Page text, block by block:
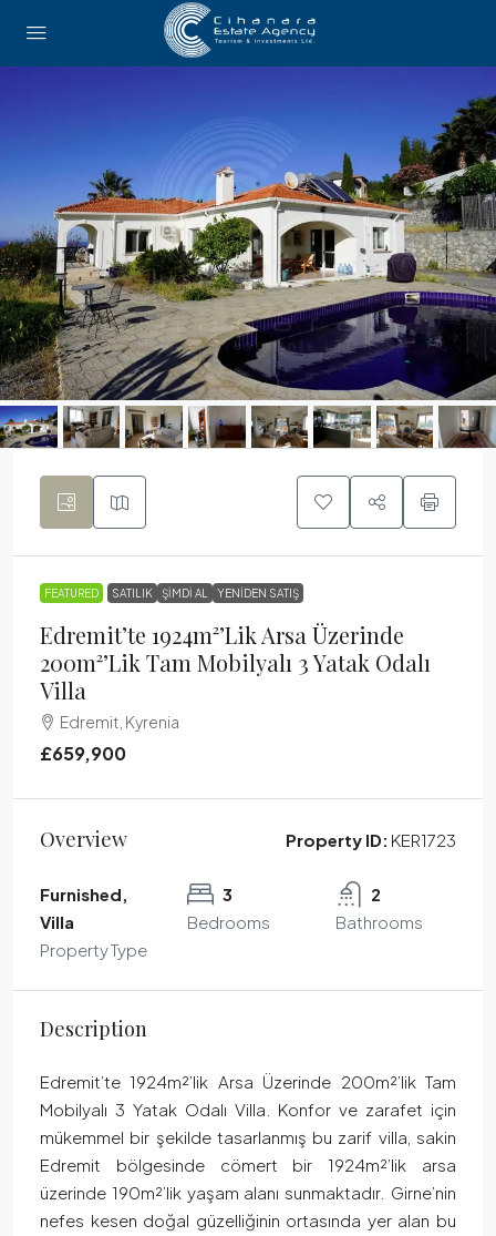
FEATURED SATILIK ŞIMDI AL YENIDEN SATIŞ
Edremit’te 1924m²’lik Arsa Üzerinde
200m²’lik Tam Mobilyalı 3 Yatak Odalı
Villa
Edremit, Kyrenia
£659,900
Overview Property ID: KER1723
Furnished,
Villa
Property Type
3
Bedrooms
2
Bathrooms
Description
Edremit’te 1924m²’lik Arsa Üzerinde 200m²’lik Tam
Mobilyalı 3 Yatak Odalı Villa. Konfor ve zarafet için
mükemmel bir şekilde tasarlanmış bu zarif villa, sakin
Edremit bölgesinde cömert bir 1924m²’lik arsa
üzerinde 190m²’lik yaşam alanı sunmaktadır. Girne’nin
nefes kesen doğal güzelliğinin ortasında yer alan bu